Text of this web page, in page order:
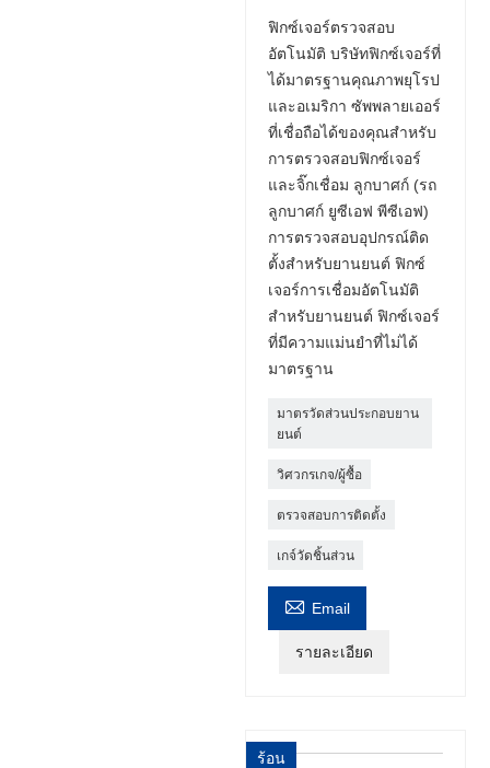
ฟิกซ์เจอร์ตรวจสอบ
อัตโนมัติ บริษัทฟิกซ์เจอร์ที่
ได้มาตรฐานคุณภาพยุโรป
และอเมริกา ซัพพลายเออร์
ที่เชื่อถือได้ของคุณสำหรับ
การตรวจสอบฟิกซ์เจอร์
และจิ๊กเชื่อม ลูกบาศก์ (รถ
ลูกบาศก์ ยูซีเอฟ พีซีเอฟ)
การตรวจสอบอุปกรณ์ติด
ตั้งสำหรับยานยนต์ ฟิกซ์
เจอร์การเชื่อมอัตโนมัติ
สำหรับยานยนต์ ฟิกซ์เจอร์
ที่มีความแม่นยำที่ไม่ได้
มาตรฐาน
มาตรวัดส่วนประกอบยาน
ยนต์
วิศวกรเกจ/ผู้ซื้อ
ตรวจสอบการติดตั้ง
เกจ์วัดชิ้นส่วน
 Email
รายละเอียด
ร้อน